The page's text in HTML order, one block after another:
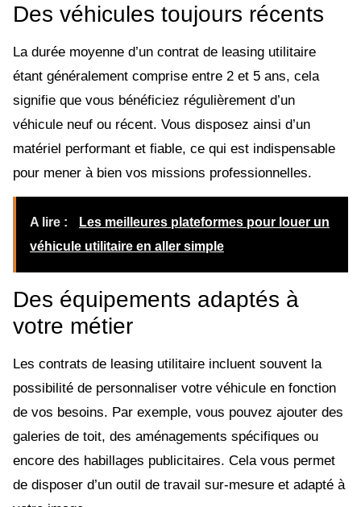
Des véhicules toujours récents
La durée moyenne d’un contrat de leasing utilitaire
étant généralement comprise entre 2 et 5 ans, cela
signifie que vous bénéficiez régulièrement d’un
véhicule neuf ou récent. Vous disposez ainsi d’un
matériel performant et fiable, ce qui est indispensable
pour mener à bien vos missions professionnelles.
A lire :
Les meilleures plateformes pour louer un
véhicule utilitaire en aller simple
Des équipements adaptés à
votre métier
Les contrats de leasing utilitaire incluent souvent la
possibilité de personnaliser votre véhicule en fonction
de vos besoins. Par exemple, vous pouvez ajouter des
galeries de toit, des aménagements spécifiques ou
encore des habillages publicitaires. Cela vous permet
de disposer d’un outil de travail sur-mesure et adapté à